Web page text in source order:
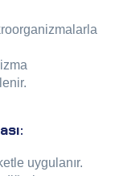
:
uygulanır.